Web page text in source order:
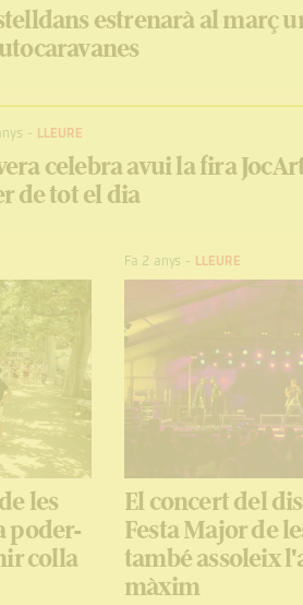
estrenarà al març
- LLEURE
celebra avui la fira
de tot el dia
les
poder-
colla
Fa 2 anys - LLEURE
El concert del
Festa Major de
també assoleix
màxim